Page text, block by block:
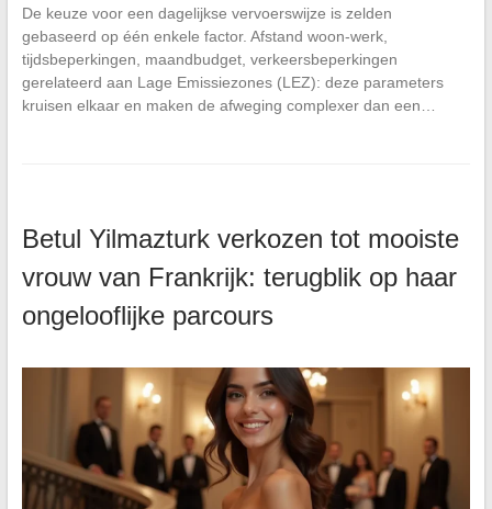
De keuze voor een dagelijkse vervoerswijze is zelden
gebaseerd op één enkele factor. Afstand woon-werk,
tijdsbeperkingen, maandbudget, verkeersbeperkingen
gerelateerd aan Lage Emissiezones (LEZ): deze parameters
kruisen elkaar en maken de afweging complexer dan een…
Betul Yilmazturk verkozen tot mooiste
vrouw van Frankrijk: terugblik op haar
ongelooflijke parcours